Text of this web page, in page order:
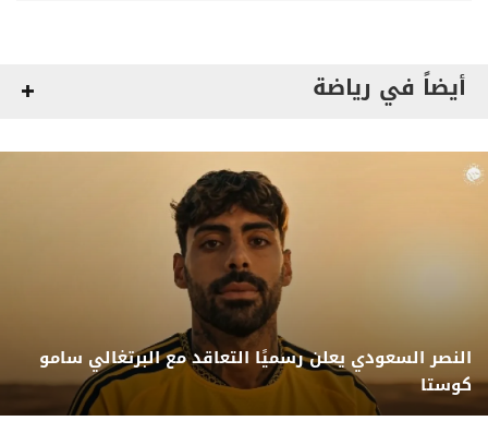
أيضاً في رياضة
النصر السعودي يعلن رسميًا التعاقد مع البرتغالي سامو
كوستا